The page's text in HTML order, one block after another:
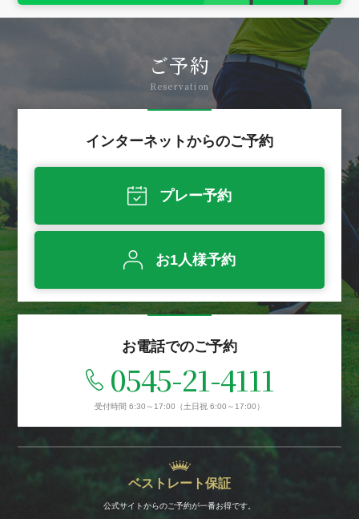
ご予約
Reservation
インターネットからのご予約
プレー予約
お1人様予約
お電話でのご予約
0545-21-4111
受付時間 6:30～17:00 （土日祝 6:00～17:00）
ベストレート保証
公式サイトからのご予約が一番お得です。